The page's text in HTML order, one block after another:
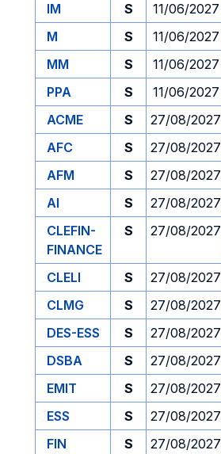
IM
S 11/06/2027
M
S 11/06/2027
MM
S 11/06/2027
PPA
S 11/06/2027
ACME
S 27/08/2027
AFC
S 27/08/2027
AFM
S 27/08/2027
AI
S 27/08/2027
CLEFIN-
FINANCE
S 27/08/2027
CLELI S 27/08/2027
CLMG
S 27/08/2027
DES-ESS
S 27/08/2027
DSBA
S 27/08/2027
EMIT
S 27/08/2027
ESS
S 27/08/2027
FIN
S 27/08/2027